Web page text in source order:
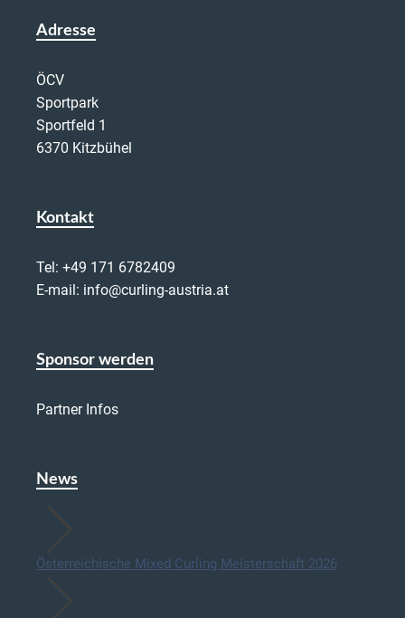
Adresse
ÖCV
Sportpark
Sportfeld 1
6370 Kitzbühel
Kontakt
Tel: +49 171 6782409
E-mail: info@curling-austria.at
Sponsor werden
Partner Infos
News
Österreichische Mixed Curling Meisterschaft 2026